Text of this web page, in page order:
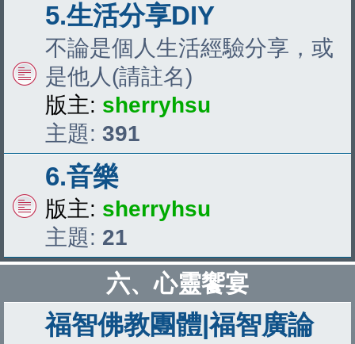
5.生活分享DIY
不論是個人生活經驗分享，或
是他人(請註名)
版主: sherryhsu
主題: 391
6.音樂
版主: sherryhsu
主題: 21
六、心靈饗宴
福智佛教團體|福智廣論